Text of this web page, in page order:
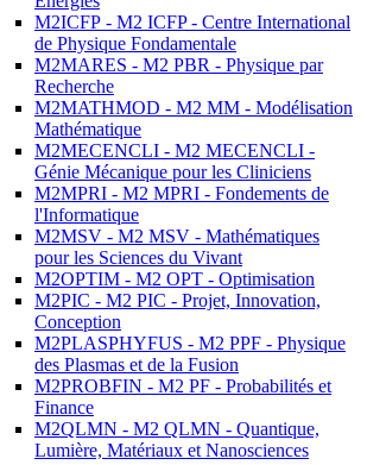
M2ICFP - M2 ICFP - Centre International
de Physique Fondamentale
M2MARES - M2 PBR - Physique par
Recherche
M2MATHMOD - M2 MM - Modélisation
Mathématique
M2MECENCLI - M2 MECENCLI -
Génie Mécanique pour les Cliniciens
M2MPRI - M2 MPRI - Fondements de
l'Informatique
M2MSV - M2 MSV - Mathématiques
pour les Sciences du Vivant
M2OPTIM - M2 OPT - Optimisation
M2PIC - M2 PIC - Projet, Innovation,
Conception
M2PLASPHYFUS - M2 PPF - Physique
des Plasmas et de la Fusion
M2PROBFIN - M2 PF - Probabilités et
Finance
M2QLMN - M2 QLMN - Quantique,
Lumière, Matériaux et Nanosciences